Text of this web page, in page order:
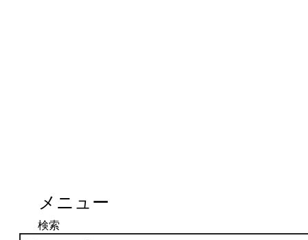
メニュー
検索